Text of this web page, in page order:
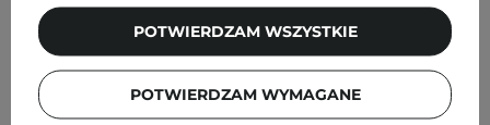
PROMOCJA
Abib - Quick Sunstick Protection Bar - SPF50+ PA++++ -
Krem z Filtrem w Sztyfcie - 22g
POTWIERDZAM WYMAGANE
POTWIERDZAM WSZYSTKIE